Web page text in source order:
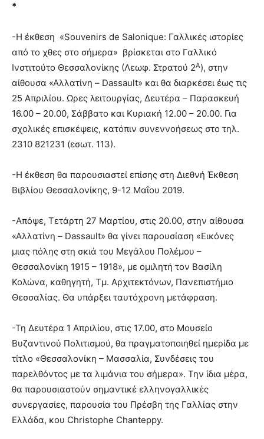
*
-Η έκθεση «Souvenirs de Salonique: Γαλλικές ιστορίες
από το χθες στο σήμερα» βρίσκεται στο Γαλλικό
Ινστιτούτο Θεσσαλονίκης (Λεωφ. Στρατού 2Α), στην
αίθουσα «Αλλατίνη – Dassault» και θα διαρκέσει έως τις
25 Απριλίου. Ωρες λειτουργίας, Δευτέρα – Παρασκευή
16.00 – 20.00, Σάββατο και Κυριακή 12.00 – 20.00. Για
σχολικές επισκέψεις, κατόπιν συνεννοήσεως στο τηλ.
2310 821231 (εσωτ. 113).
-Η έκθεση θα παρουσιαστεί επίσης στη Διεθνή Έκθεση
Βιβλίου Θεσσαλονίκης, 9-12 Μαΐου 2019.
-Απόψε, Τετάρτη 27 Μαρτίου, στις 20.00, στην αίθουσα
«Αλλατίνη – Dassault» θα γίνει παρουσίαση «Εικόνες
μιας πόλης στη σκιά του Μεγάλου Πολέμου –
Θεσσαλονίκη 1915 – 1918», με ομιλητή τον Βασίλη
Κολώνα, καθηγητή, Τμ. Αρχιτεκτόνων, Πανεπιστήμιο
Θεσσαλίας. Θα υπάρξει ταυτόχρονη μετάφραση.
-Τη Δευτέρα 1 Απριλίου, στις 17.00, στο Μουσείο
Βυζαντινού Πολιτισμού, θα πραγματοποιηθεί ημερίδα με
τίτλο «Θεσσαλονίκη – Μασσαλία, Συνδέσεις του
παρελθόντος με τα λιμάνια του σήμερα». Την ίδια μέρα,
θα παρουσιαστούν σημαντικέ ελληνογαλλικές
συνεργασίες, παρουσία του Πρέσβη της Γαλλίας στην
Ελλάδα, κου Christophe Chanteppy.